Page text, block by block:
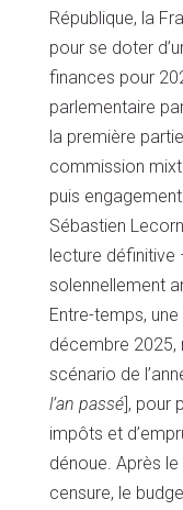
République, la
pour se doter
finances pour
parlementaire
la première
commission
puis
Sébastien
lecture définitive
solennellement
Entre-temps,
décembre 2025,
scénario de
l’an passé], pour
impôts et
dénoue. Après
censure, le